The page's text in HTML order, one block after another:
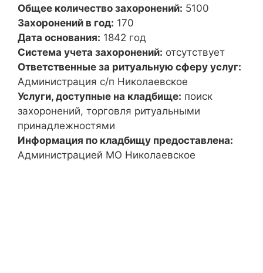
Общее количество захоронений: 5100
Захоронений в год: 170
Дата основания: 1842 год
Система учета захоронений: отсутствует
Ответственные за ритуальную сферу услуг:
Администрация с/п Николаевское
Услуги, доступные на кладбище: поиск
захоронений, торговля ритуальными
принадлежностями
Информация по кладбищу предоставлена:
Администрацией МО Николаевское